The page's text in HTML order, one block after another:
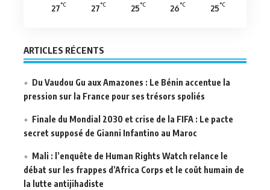
27°C 27°C 25°C 26°C 25°C
ARTICLES RÉCENTS
Du Vaudou Gu aux Amazones : Le Bénin accentue la
pression sur la France pour ses trésors spoliés
Finale du Mondial 2030 et crise de la FIFA : Le pacte
secret supposé de Gianni Infantino au Maroc
Mali : l’enquête de Human Rights Watch relance le
débat sur les frappes d’Africa Corps et le coût humain de
la lutte antijihadiste